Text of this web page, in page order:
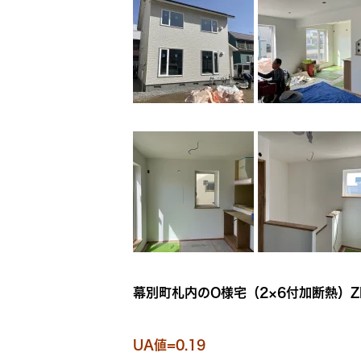
幕別町札内のO様宅（2×6付加断熱）
UA値=0.19